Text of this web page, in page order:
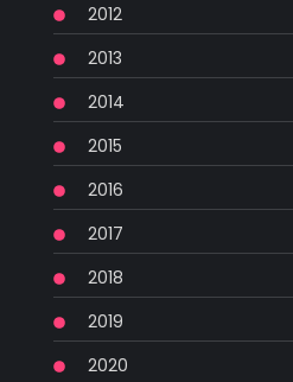
2012
2013
2014
2015
2016
2017
2018
2019
2020